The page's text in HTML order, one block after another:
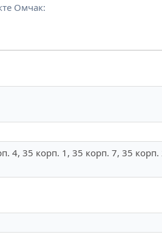
Омчак:
4, 35 корп. 1, 35 корп. 7, 35